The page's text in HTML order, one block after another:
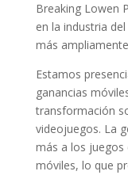
Breaking Lowen
en la industria
más
Estamos
ganancias
transformación
videojuegos. La
más a los juegos
móviles, lo que